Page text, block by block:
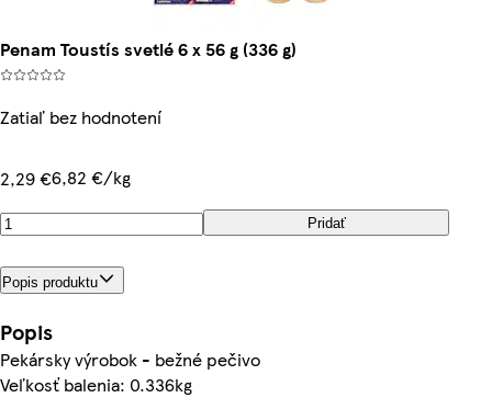
Penam Toustís svetlé 6 x 56 g (336 g)
Zatiaľ bez hodnotení
2,29 €6,82 €/kg
Pridať
Popis produktu
Popis
Pekársky výrobok - bežné pečivo
Veľkosť balenia: 0.336kg